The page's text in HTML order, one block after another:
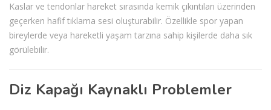
Kaslar ve tendonlar hareket sırasında kemik çıkıntıları üzerinden
geçerken hafif tıklama sesi oluşturabilir. Özellikle spor yapan
bireylerde veya hareketli yaşam tarzına sahip kişilerde daha sık
görülebilir.
Diz Kapağı Kaynaklı Problemler